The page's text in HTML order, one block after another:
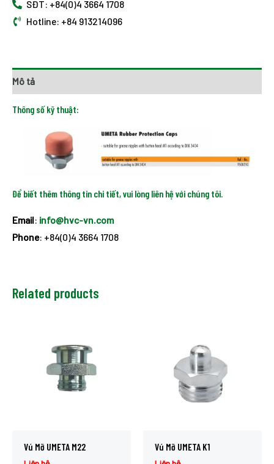
SĐT: +84(0)4 3664 1708
Hotline: +84 913214096
Mô tả
Thông số kỹ thuật:
Để biết thêm thông tin chi tiết, vui lòng liên hệ với chúng tôi.
Email: info@hvc-vn.com
Phone: +84(0)4 3664 1708
Related products
Vú Mỡ UMETA M22 Vú Mỡ UMETA K1